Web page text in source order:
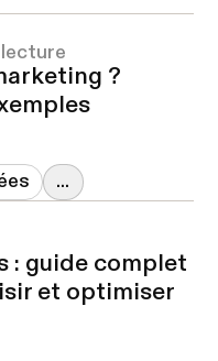
lecture
?
...
: guide complet
et optimiser